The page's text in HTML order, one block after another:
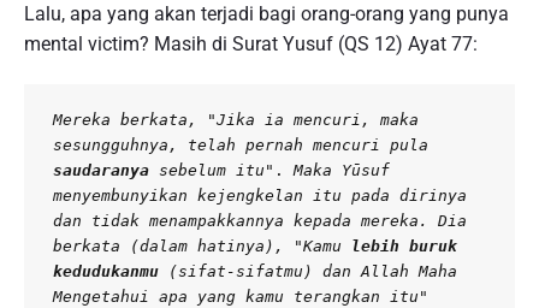
Lalu, apa yang akan terjadi bagi orang-orang yang punya
mental victim? Masih di Surat Yusuf (QS 12) Ayat 77:
Mereka berkata, "Jika ia mencuri, maka
saudaranya sebelum itu" . Maka Yūsuf
menyembunyikan kejengkelan itu pada dirinya
dan tidak menampakkannya kepada mereka. Dia
berkata (dalam hatinya), "Kamu lebih buruk
kedudukanmu (sifat-sifatmu) dan Allah Maha
Mengetahui apa yang kamu terangkan itu"